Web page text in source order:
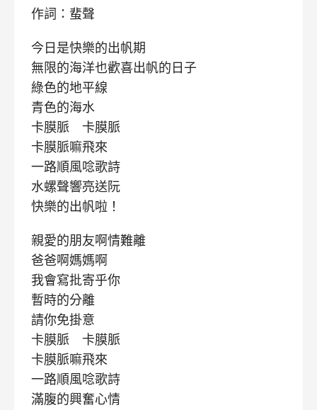
作詞：蜚聲
今日是快樂的出帆期
無限的海洋也歡喜出帆的日子
綠色的地平線
青色的海水
卡膜脈 卡膜脈
卡膜脈嘛飛來
一路順風唸歌詩
水螺聲響亮送阮
快樂的出帆啦！
親愛的朋友啊情難離
爸爸啊媽媽啊
我會寫批寄乎你
暫時的分離
請你免掛意
卡膜脈 卡膜脈
卡膜脈嘛飛來
一路順風唸歌詩
滿腹的興奮心情